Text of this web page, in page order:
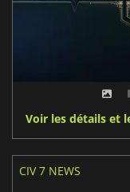
Voir les détails et
CIV 7 NEWS